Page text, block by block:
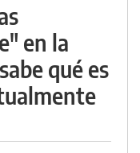
en la
qué es